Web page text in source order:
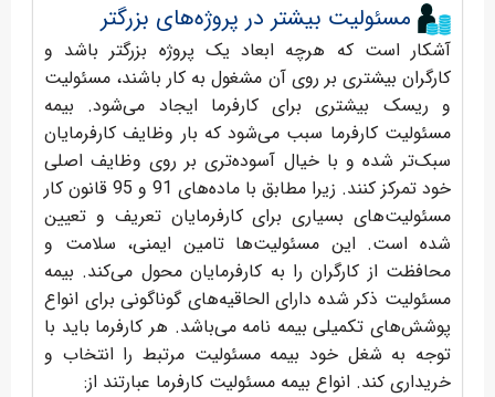
مسئولیت بیشتر در پروژه‌های بزرگتر
آشکار است که هرچه ابعاد یک پروژه‌ بزرگتر باشد و
کارگران بیشتری بر روی آن مشغول به کار باشند، مسئولیت
و ریسک بیشتری برای کارفرما ایجاد می‌شود. بیمه
مسئولیت کارفرما سبب می‌شود که بار وظایف کارفرمایان
سبک‌تر شده و با خیال آسوده‌تری بر روی وظایف اصلی
خود تمرکز کنند. زیرا مطابق با ماده‌های 91 و 95 قانون کار
مسئولیت‌های بسیاری برای کارفرمایان تعریف و تعیین
شده است. این مسئولیت‌ها تامین ایمنی، سلامت و
محافظت از کارگران را به کارفرمایان محول می‌کند. بیمه
مسئولیت ذکر شده دارای الحاقیه‌های گوناگونی برای انواع
پوشش‌های تکمیلی بیمه نامه می‌باشد. هر کارفرما باید با
توجه به شغل خود بیمه مسئولیت مرتبط را انتخاب و
خریداری کند. انواع بیمه مسئولیت کارفرما عبارتند از: